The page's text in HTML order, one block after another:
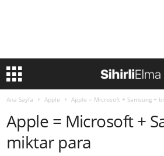
Ana Sayfa Apple Apple = Microsoft + Samsung +
Apple = Microsoft +
miktar para